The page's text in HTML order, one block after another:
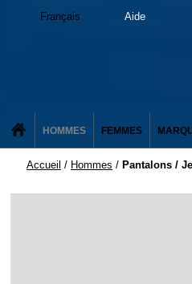
Français Aide
HOMMES FEMMES
Accueil / Hommes / Pantalons /